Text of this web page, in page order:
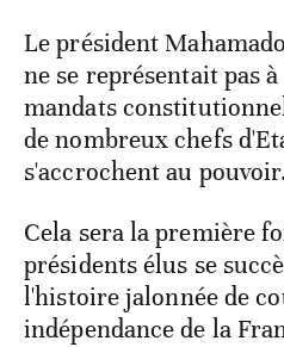
Le président
ne se représentait pas
mandats
de nombreux chefs
s'accrochent au
Cela sera la première
présidents élus se
l'histoire jalonnée de
indépendance de la